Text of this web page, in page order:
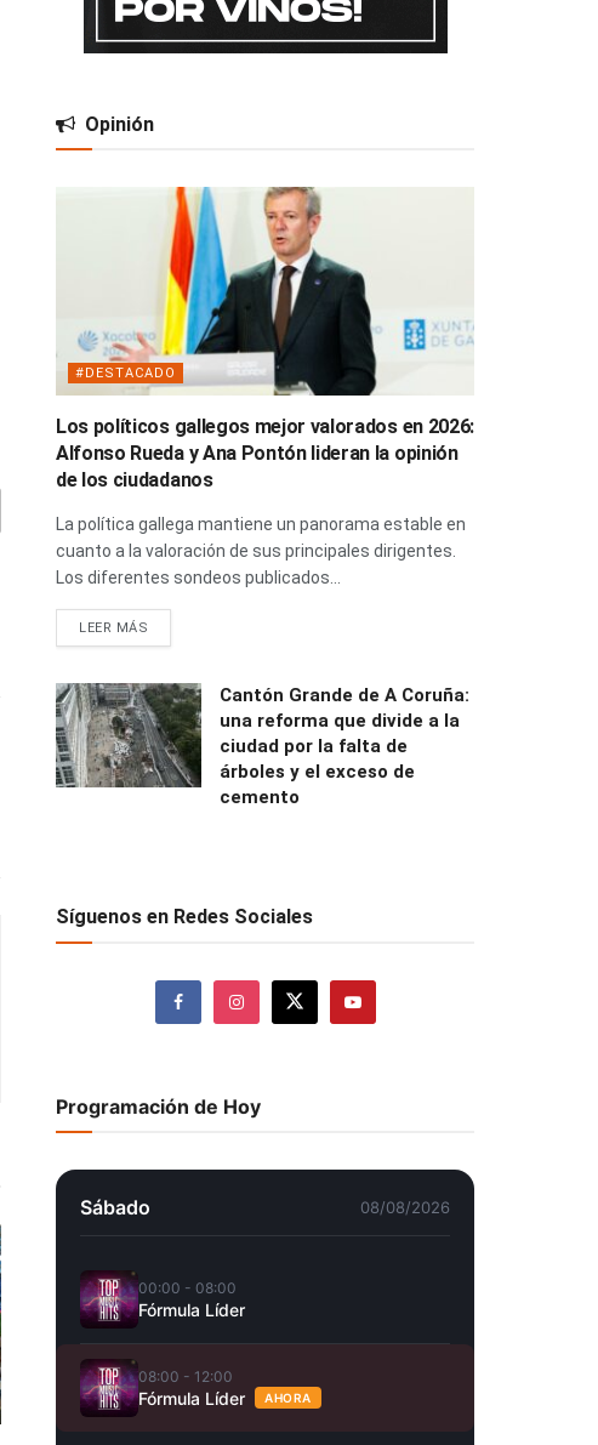
Opinión
#DESTACADO
Los políticos gallegos mejor valorados en 2026:
Alfonso Rueda y Ana Pontón lideran la opinión
de los ciudadanos
La política gallega mantiene un panorama estable en
cuanto a la valoración de sus principales dirigentes.
Los diferentes sondeos publicados...
LEER MÁS
Cantón Grande de A Coruña:
una reforma que divide a la
ciudad por la falta de
árboles y el exceso de
cemento
Síguenos en Redes Sociales
Programación de Hoy
Sábado 08/08/2026
00:00 - 08:00
Fórmula Líder
08:00 - 12:00
Fórmula Líder AHORA